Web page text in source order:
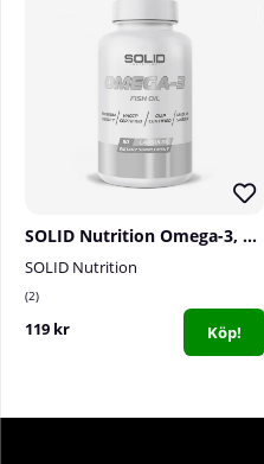
SOLID Nutrition Omega-3, 90 caps
SOLID Nutrition
2
119 kr Köp!